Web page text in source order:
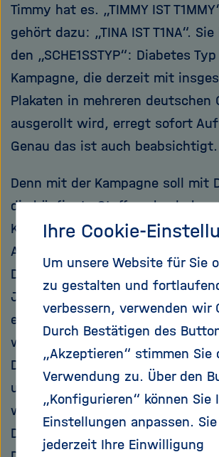
Timmy hat es. „TIMMY IST
gehört dazu: „TINA IST T1NA“.
den „SCHE1SSTYP“: Diabetes
Kampagne, die derzeit mit
Plakaten in mehreren deutschen
ausgerollt wird, erregt sofort
Genau das ist auch beabsichtigt.
Denn mit der Kampagne soll mit
die häufigste
Kindes- und Jugendalter ins
Aufmerksamkeit gerückt werden.
Deutschland sind mehr als
Jugendliche unter 20 Jahren an
erkrankt, Tendenz steigend.
wird leider sehr häufig sehr spät
Das liegt auch daran, dass die
unter anderem bei Kinderärzten
wenig präsent ist“, sagt Anette
Direktorin des
Helmholtz-
Ihre Cookie-
Um unsere Website für Sie
zu gestalten und
verbessern, verwenden wir
Durch Bestätigen des
„Akzeptieren“ stimmen Sie
Verwendung zu. Über den
„Konfigurieren“ können Sie
Einstellungen anpassen.
jederzeit Ihre Einwilligung